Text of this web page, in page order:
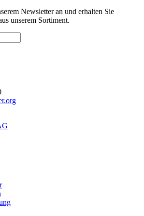
Newsletter an und erhalten Sie
unserem Sortiment.